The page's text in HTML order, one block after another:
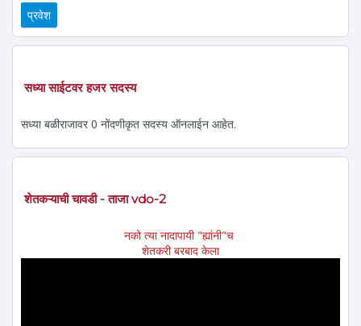
सध्या साईटवर हजर सदस्य
सध्या बळीराजावर 0 नोंदणीकृत सदस्य ऑनलाईन आहेत.
शेतकऱ्याची चावडी - ताजा vdo-2
नको त्या नादापायी "ह्यांनी"च
शेतकरी बरबाद केला